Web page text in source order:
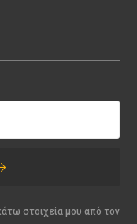
στοιχεία μου από τον